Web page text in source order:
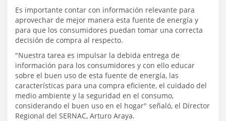
Es importante contar con información relevante para
aprovechar de mejor manera esta fuente de energía y
para que los consumidores puedan tomar una correcta
decisión de compra al respecto.
"Nuestra tarea es impulsar la debida entrega de
información para los consumidores y con ello educar
sobre el buen uso de esta fuente de energía, las
características para una compra eficiente, el cuidado del
medio ambiente y la seguridad en el consumo,
considerando el buen uso en el hogar" señaló, el Director
Regional del SERNAC, Arturo Araya.